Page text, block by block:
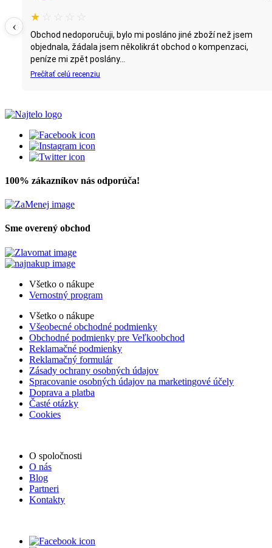
★ ☆ ☆ ☆ ☆
Obchod nedoporučuji, bylo mi posláno jiné zboží než jsem
objednala, žádala jsem několikrát obchod o kompenzaci,
peníze mi zpět poslány...
Prečítať celú recenziu
‹
100% zákazníkov nás odporúča!
Sme overený obchod
Všetko o nákupe
Vernostný program
Všetko o nákupe
Všeobecné obchodné podmienky
Obchodné podmienky pre Veľkoobchod
Reklamačné podmienky
Reklamačný formulár
Zásady ochrany osobných údajov
Spracovanie osobných údajov na marketingové účely
Doprava a platba
Časté otázky
Cookies
O spoločnosti
O nás
Blog
Partneri
Kontakty